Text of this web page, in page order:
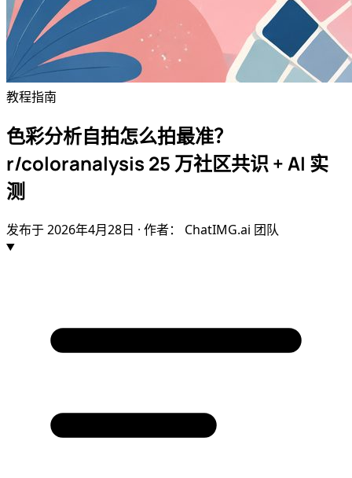
教程指南
色彩分析自拍怎么拍最准？
r/coloranalysis 25 万社区共识 + AI 实
测
发布于2026年4月28日 · 作者： ChatIMG.ai 团队